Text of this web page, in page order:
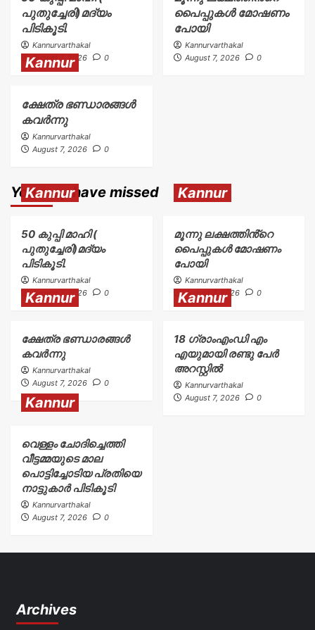
പുതുച്ചേരി)മദ്യം
പിടികൂടി.
Kannurvarthakal
August 7, 2026
0
പൈപ്പുകൾ മോഷണം
പോയി
Kannurvarthakal
August 7, 2026
0
Kannur
ക്ഷേത്ര ഭണ്ഡാരങ്ങൾ
കവർന്നു
Kannurvarthakal
August 7, 2026
0
You may have missed
Kannur
50 കുപ്പി മാഹി (
പുതുച്ചേരി)മദ്യം
പിടികൂടി.
Kannurvarthakal
August 7, 2026
0
Kannur
മൂന്നു ലക്ഷത്തിൻ്റെ
പൈപ്പുകൾ മോഷണം
പോയി
Kannurvarthakal
August 7, 2026
0
Kannur
ക്ഷേത്ര ഭണ്ഡാരങ്ങൾ
കവർന്നു
Kannurvarthakal
August 7, 2026
0
Kannur
18 ഗ്രാംഎംഡി എം
എയുമായി രണ്ടു പേർ
അറസ്റ്റിൽ
Kannurvarthakal
August 7, 2026
0
Kannur
വെള്ളം ചോദിച്ചെത്തി
വീട്ടമ്മയുടെ മാല
പൊട്ടിച്ചോടിയ പ്രതിയെ
നാട്ടുകാർ പിടികൂടി
Kannurvarthakal
August 7, 2026
0
Archives